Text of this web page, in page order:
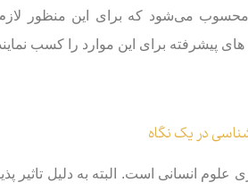
می‌شود که برای این منظور لازم
پیشرفته برای این موارد را کسب
در یک نگاه
انسانی است. البته به دلیل تاثیر